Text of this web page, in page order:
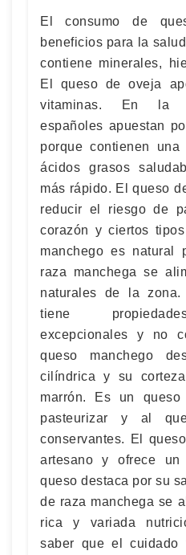
El consumo de
beneficios para la
contiene minerales,
El queso de oveja
vitaminas. En la
españoles apuestan
porque contienen
ácidos grasos
más rápido. El queso
reducir el riesgo de
corazón y ciertos
manchego es natural
raza manchega se
naturales de la
tiene
excepcionales y no
queso manchego
cilíndrica y su
marrón. Es un
pasteurizar y al
conservantes. El
artesano y ofrece un
queso destaca por su
de raza manchega se
rica y variada
saber que el cuidado